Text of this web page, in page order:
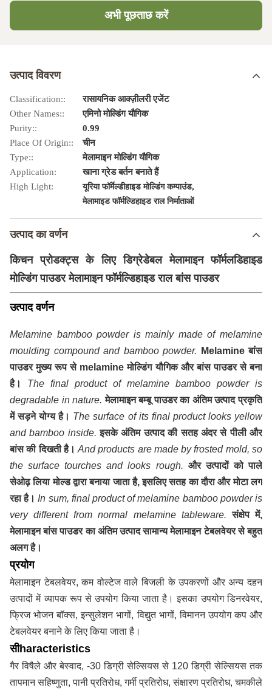
अभी पूछताछ करें
उत्पाद विवरण
Classification::
रासायनिक आक्ज़ीलरी एजेंट
Other Names::
एमिनो मोल्डिंग यौगिक
Purity::
0.99
Place Of Origin::
चीन
Type::
मेलामाइन मोल्डिंग यौगिक
Application:
खाना ग्रेड बर्तन बनाते हैं
High Light:
यूरिया फॉर्मेल्डीहाइड मोल्डिंग कम्पाउंड,
मेलामाइड फॉर्मल्डिहाइड राल निर्माताओं
उत्पाद का वर्णन
किचन प्रोडक्ट्स के लिए डिग्रेडेबल मेलामाइन फॉर्मलडिहाइड
मोल्डिंग पाउडर मेलामाइन फॉर्मल्डिहाइड राल बांस पाउडर
उत्पाद वर्णन
Melamine bamboo powder is mainly made of melamine
moulding compound and bamboo powder.
Melamine बांस
पाउडर मुख्य रूप से melamine मोल्डिंग यौगिक और बांस पाउडर से बना
है।
The final product of melamine bamboo powder is
degradable in nature. मेलामाइन बम्बू पाउडर का अंतिम उत्पाद प्रकृति
में सड़ने योग्य है। The surface of its final product looks yellow
and bamboo inside. इसके अंतिम उत्पाद की सतह अंदर से पीली और
बांस की दिखती है। And products are made by frosted mold, so
the surface tourches and looks rough. और उत्पादों को पाले
सेओढ़ लिया मोल्ड द्वारा बनाया जाता है, इसलिए सतह का दौरा और मोटा लग
रहा है। In sum, final product of melamine bamboo powder is
very different from normal melamine tableware. संक्षेप में,
मेलामाइन बांस पाउडर का अंतिम उत्पाद सामान्य मेलामाइन टेबलवेयर से बहुत
अलग है।
प्रयोग
मेलामाइन टेबलवेयर, कम वोल्टेज वाले बिजली के उपकरणों और अन्य दहन
उत्पादों में व्यापक रूप से उपयोग किया जाता है। इसका उपयोग डिनरवेयर,
फ्रिज भोजन बॉक्स, इन्सुलेशन भागों, विद्युत भागों, विमानन उपयोग कप और
टेबलवेयर बनाने के लिए किया जाता है।
सीharacteristics
गैर विषैले और बेस्वाद, -30 डिग्री सेल्सियस से 120 डिग्री सेल्सियस तक
तापमान सहिष्णुता, पानी प्रतिरोध, गर्मी प्रतिरोध, संक्षारण प्रतिरोध, चमकीले